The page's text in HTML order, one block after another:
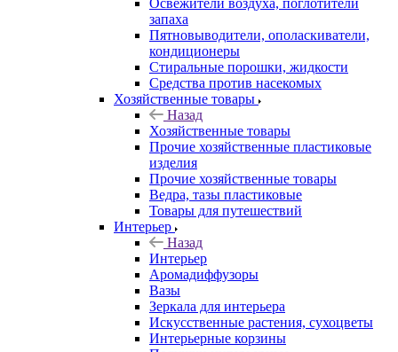
Освежители воздуха, поглотители
запаха
Пятновыводители, ополаскиватели,
кондиционеры
Стиральные порошки, жидкости
Средства против насекомых
Хозяйственные товары
Назад
Хозяйственные товары
Прочие хозяйственные пластиковые
изделия
Прочие хозяйственные товары
Ведра, тазы пластиковые
Товары для путешествий
Интерьер
Назад
Интерьер
Аромадиффузоры
Вазы
Зеркала для интерьера
Искусственные растения, сухоцветы
Интерьерные корзины